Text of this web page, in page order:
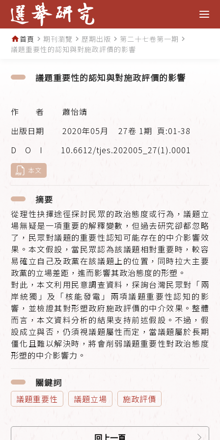
home首頁 navigate_next期刊瀏覽 navigate_next 歷期出版 navigate_next 第二十七卷第一期 navigate_next
議題重要性的認知與對施政評價的影響
議題重要性的認知與對施政評價的影響
蕭怡靖
2020年05月
27卷 1期 頁:01-38
10.6612/tjes.202005_27(1).0001
本文
摘要
從理性抉擇途徑探討民眾的政治態度或行為，議題立
場無疑是一項重要的解釋變數，但過去研究卻都忽略
了，民眾對議題的重要性認知可能存在的中介影響效
果。本文假設，當民眾認為該議題相對重要時，較容
易確立自己及政黨在該議題上的位置，同時拉大主要
政黨的立場差距，進而影響其政治態度的形塑。
對此，本文利用民意調查資料，探詢台灣民眾對「兩
岸統獨」及「核能發電」兩項議題重要性認知的影
響，並檢證其對形塑政府施政評價的中介效果。整體
而言，本文資料分析的結果支持前述假設。不過，假
設成立與否，仍須視議題屬性而定，當議題屬於長期
僵化且難以解決時，將會削弱議題重要性對政治態度
形塑的中介影響力。
關鍵詞
議題重要性 議題立場 施政評價
回上一頁